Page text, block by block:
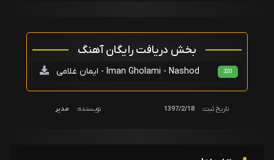
بخش دریافت رایگان آهنگ
ایمان غلامی - Iman Gholami - Nashod 320
تاریخ ثبت: 1397/2/18 نویسنده: مدیر